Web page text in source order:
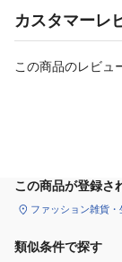
カスタマーレ
この商品のレビュ
この商品が登録さ
ファッション雑貨
類似条件で探す